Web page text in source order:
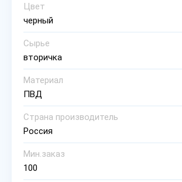
Цвет
черный
Сырье
вторичка
Материал
ПВД
Страна производитель
Россия
Мин.заказ
100